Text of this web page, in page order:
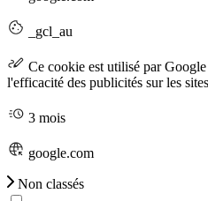
_gcl_au
Ce cookie est utilisé par
l'efficacité des publicités sur les
3 mois
google.com
Non classés